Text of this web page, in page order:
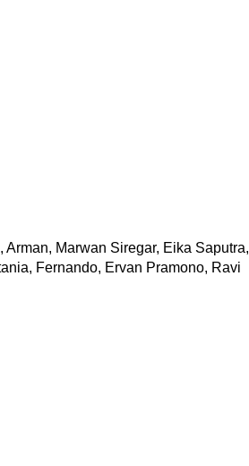
Marwan Siregar, Eika Saputra,
Fernando, Ervan Pramono, Ravi